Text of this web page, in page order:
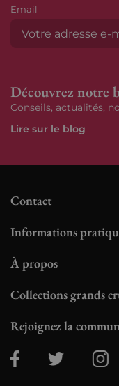
Email
Découvrez notre
Conseils, actualités,
Lire sur le blog
Contact
Informations
À propos
Collections grands
Rejoignez la